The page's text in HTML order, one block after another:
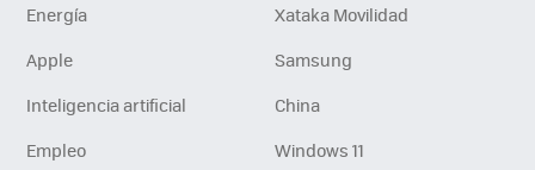
Energía
Xataka Movilidad
Apple
Samsung
Inteligencia artificial
China
Empleo
Windows 11